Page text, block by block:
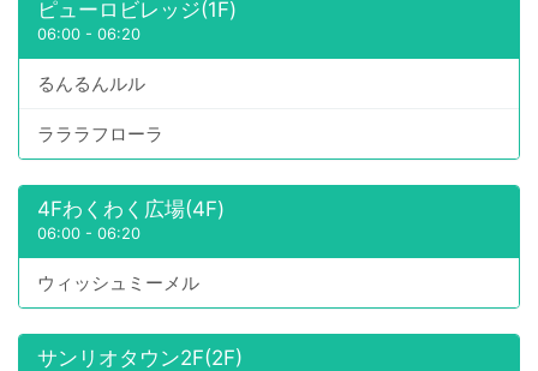
ピューロビレッジ(1F)
06:00 - 06:20
るんるんルル
ラララフローラ
4Fわくわく広場(4F)
06:00 - 06:20
ウィッシュミーメル
サンリオタウン2F(2F)